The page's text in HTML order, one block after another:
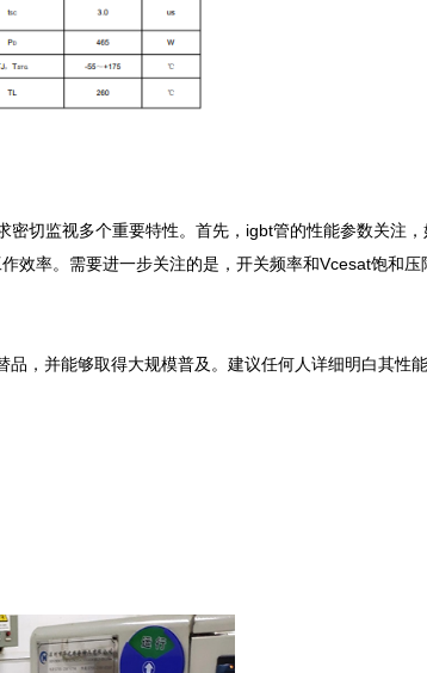
切监视多个重要特性。首先，igbt管的性能参数关注
效率。需要进一步关注的是，开关频率和Vcesat饱和压
，并能够取得大规模普及。建议任何人详细明白其性能